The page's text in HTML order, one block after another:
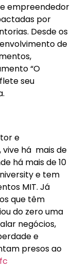
empreendedor
por
Desde os
de
“O
seu
e
há mais de
há mais de 10
e tem
MIT. Já
que têm
do zero uma
negócios,
e
presos ao